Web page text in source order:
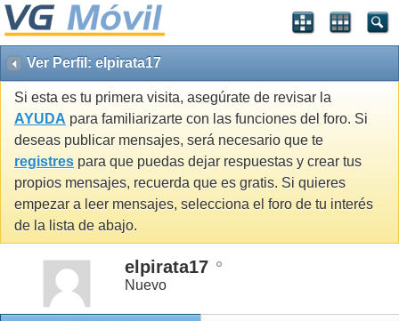
Ver Perfil: elpirata17
Si esta es tu primera visita, asegúrate de revisar la
AYUDA para familiarizarte con las funciones del foro. Si
deseas publicar mensajes, será necesario que te
registres para que puedas dejar respuestas y crear tus
propios mensajes, recuerda que es gratis. Si quieres
empezar a leer mensajes, selecciona el foro de tu interés
de la lista de abajo.
elpirata17
Nuevo